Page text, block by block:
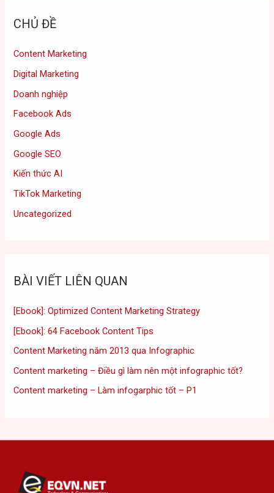
CHỦ ĐỀ
Content Marketing
Digital Marketing
Doanh nghiệp
Facebook Ads
Google Ads
Google SEO
Kiến thức AI
TikTok Marketing
Uncategorized
BÀI VIẾT LIÊN QUAN
[Ebook]: Optimized Content Marketing Strategy
[Ebook]: 64 Facebook Content Tips
Content Marketing năm 2013 qua Infographic
Content marketing – Điều gì làm nên một infographic tốt?
Content marketing – Làm infogarphic tốt – P1